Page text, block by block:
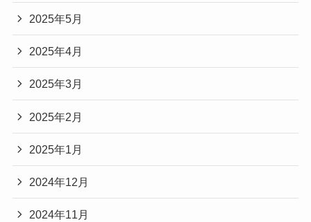
2025年5月
2025年4月
2025年3月
2025年2月
2025年1月
2024年12月
2024年11月